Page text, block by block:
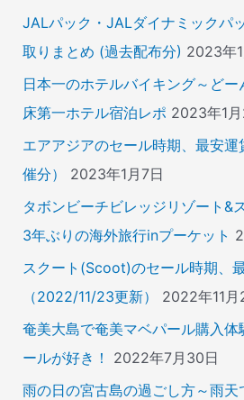
JALパック・JALダイナミックパ
取りまとめ (過去配布分) 2023年
日本一のホテルバイキング～ど
床第一ホテル宿泊レポ 2023年1
エアアジアのセール時期、最安
催分）
2023年1月7日
タボンビーチビレッジリゾート&
3年ぶりの海外旅行inプーケット
スクート(Scoot)のセール時期、
（2022/11/23更新）
2022年11月
奄美大島で奄美マベパール購入
ールが好き！
2022年7月30日
雨の日の宮古島の過ごし方～雨天